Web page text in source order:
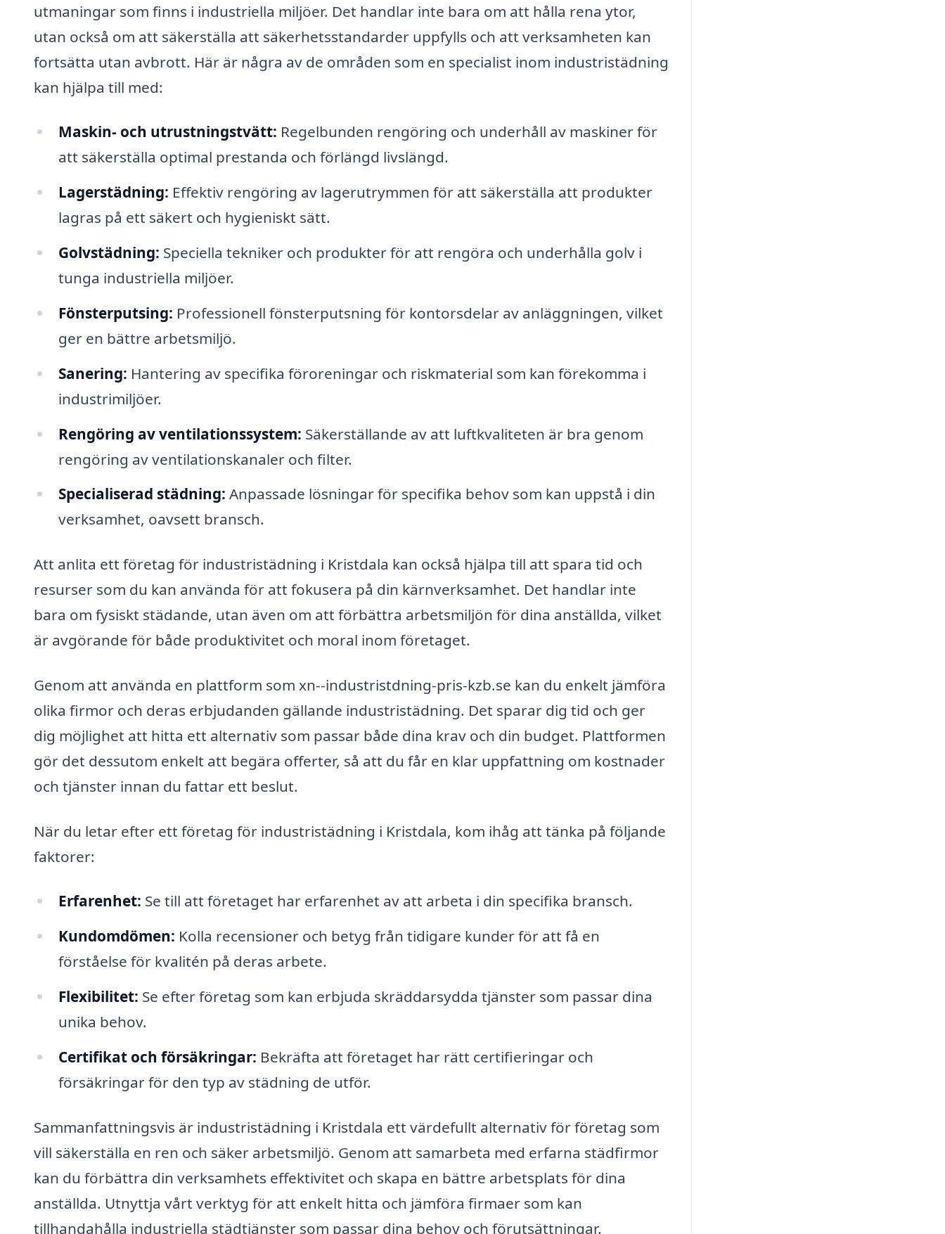
utmaningar som finns i industriella miljöer. Det handlar inte bara om att hålla rena ytor,
utan också om att säkerställa att säkerhetsstandarder uppfylls och att verksamheten kan
fortsätta utan avbrott. Här är några av de områden som en specialist inom industristädning
kan hjälpa till med:
Maskin- och utrustningstvätt: Regelbunden rengöring och underhåll av maskiner för
att säkerställa optimal prestanda och förlängd livslängd.
Lagerstädning: Effektiv rengöring av lagerutrymmen för att säkerställa att produkter
lagras på ett säkert och hygieniskt sätt.
Golvstädning: Speciella tekniker och produkter för att rengöra och underhålla golv i
tunga industriella miljöer.
Fönsterputsing: Professionell fönsterputsning för kontorsdelar av anläggningen, vilket
ger en bättre arbetsmiljö.
Sanering: Hantering av specifika föroreningar och riskmaterial som kan förekomma i
industrimiljöer.
Rengöring av ventilationssystem: Säkerställande av att luftkvaliteten är bra genom
rengöring av ventilationskanaler och filter.
Specialiserad städning: Anpassade lösningar för specifika behov som kan uppstå i din
verksamhet, oavsett bransch.
Att anlita ett företag för industristädning i Kristdala kan också hjälpa till att spara tid och
resurser som du kan använda för att fokusera på din kärnverksamhet. Det handlar inte
bara om fysiskt städande, utan även om att förbättra arbetsmiljön för dina anställda, vilket
är avgörande för både produktivitet och moral inom företaget.
Genom att använda en plattform som xn--industristdning-pris-kzb.se kan du enkelt jämföra
olika firmor och deras erbjudanden gällande industristädning. Det sparar dig tid och ger
dig möjlighet att hitta ett alternativ som passar både dina krav och din budget. Plattformen
gör det dessutom enkelt att begära offerter, så att du får en klar uppfattning om kostnader
och tjänster innan du fattar ett beslut.
När du letar efter ett företag för industristädning i Kristdala, kom ihåg att tänka på följande
faktorer:
Erfarenhet: Se till att företaget har erfarenhet av att arbeta i din specifika bransch.
Kundomdömen: Kolla recensioner och betyg från tidigare kunder för att få en
förståelse för kvalitén på deras arbete.
Flexibilitet: Se efter företag som kan erbjuda skräddarsydda tjänster som passar dina
unika behov.
Certifikat och försäkringar: Bekräfta att företaget har rätt certifieringar och
försäkringar för den typ av städning de utför.
Sammanfattningsvis är industristädning i Kristdala ett värdefullt alternativ för företag som
vill säkerställa en ren och säker arbetsmiljö. Genom att samarbeta med erfarna städfirmor
kan du förbättra din verksamhets effektivitet och skapa en bättre arbetsplats för dina
anställda. Utnyttja vårt verktyg för att enkelt hitta och jämföra firmaer som kan
tillhandahålla industriella städtjänster som passar dina behov och förutsättningar.